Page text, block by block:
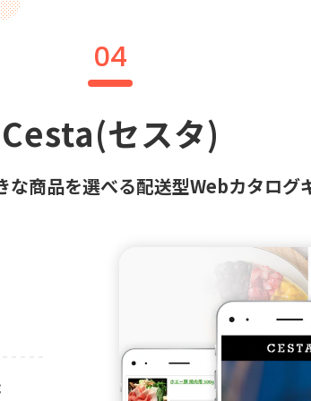
04
Cesta(セスタ)
な商品を選べる配送型Webカタログ